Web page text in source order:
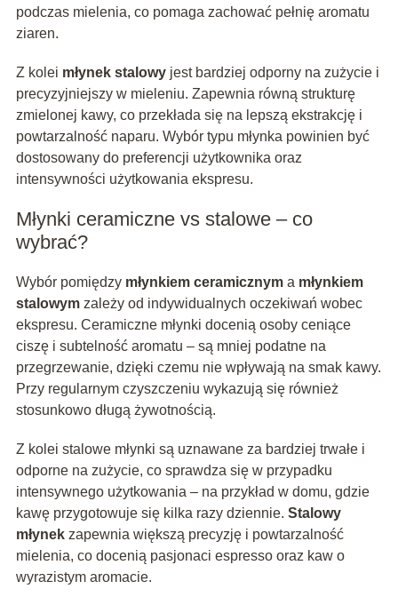
podczas mielenia, co pomaga zachować pełnię aromatu
ziaren.
Z kolei młynek stalowyjest bardziej odporny na zużycie i
precyzyjniejszy w mieleniu. Zapewnia równą strukturę
zmielonej kawy, co przekłada się na lepszą ekstrakcję i
powtarzalność naparu. Wybór typu młynka powinien być
dostosowany do preferencji użytkownika oraz
intensywności użytkowania ekspresu.
Młynki ceramiczne vs stalowe – co
wybrać?
Wybór pomiędzy młynkiem ceramicznyma młynkiem
stalowymzależy od indywidualnych oczekiwań wobec
ekspresu. Ceramiczne młynki docenią osoby ceniące
ciszę i subtelność aromatu – są mniej podatne na
przegrzewanie, dzięki czemu nie wpływają na smak kawy.
Przy regularnym czyszczeniu wykazują się również
stosunkowo długą żywotnością.
Z kolei stalowe młynki są uznawane za bardziej trwałe i
odporne na zużycie, co sprawdza się w przypadku
intensywnego użytkowania – na przykład w domu, gdzie
kawę przygotowuje się kilka razy dziennie. Stalowy
młynekzapewnia większą precyzję i powtarzalność
mielenia, co docenią pasjonaci espresso oraz kaw o
wyrazistym aromacie.